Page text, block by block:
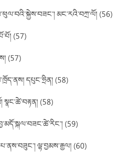
མང་རའི་བཀྲ་ལོ། (56)
(57)
(57)
དཔུང་ཧྲིན། (58)
སྣང་ཚེ་བརྟན། (58)
(59)
ལྷ་བྱམས་རྒྱལ། (60)